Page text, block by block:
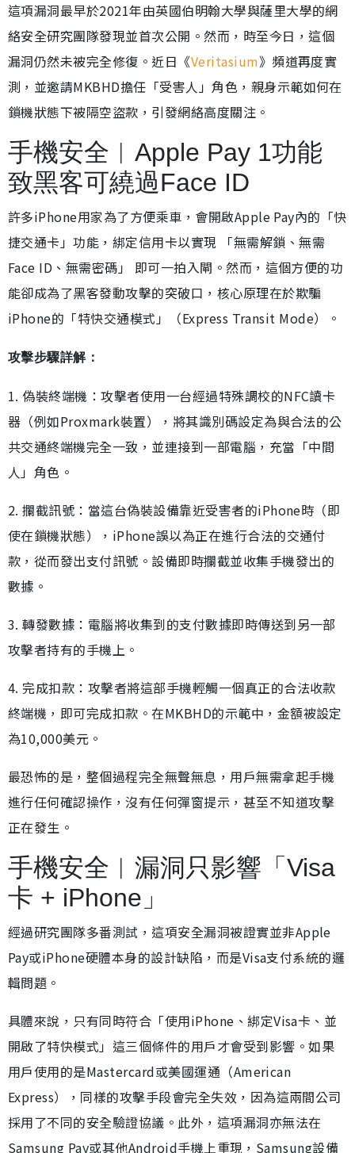
:
3
3
0
間
這項漏洞最早於2021年由英國伯明翰大學與薩里大學的網
絡安全研究團隊發現並首次公開。然而，時至今日，這個
漏洞仍然未被完全修復。近日《Veritasium》頻道再度實
測，並邀請MKBHD擔任「受害人」角色，親身示範如何在
鎖機狀態下被隔空盜款，引發網絡高度關注。
手機安全︱Apple Pay 1功能
致黑客可繞過Face ID
許多iPhone用家為了方便乘車，會開啟Apple Pay內的「快
捷交通卡」功能，綁定信用卡以實現 「無需解鎖、無需
Face ID、無需密碼」 即可一拍入閘。然而，這個方便的功
能卻成為了黑客發動攻擊的突破口，核心原理在於欺騙
iPhone的「特快交通模式」（Express Transit Mode）。
攻擊步驟詳解：
1. 偽裝終端機：攻擊者使用一台經過特殊調校的NFC讀卡
器（例如Proxmark裝置），將其識別碼設定為與合法的公
共交通終端機完全一致，並連接到一部電腦，充當「中間
人」角色。
2. 攔截訊號：當這台偽裝設備靠近受害者的iPhone時（即
使在鎖機狀態），iPhone誤以為正在進行合法的交通付
款，從而發出支付訊號。設備即時攔截並收集手機發出的
數據。
3. 轉發數據：電腦將收集到的支付數據即時傳送到另一部
攻擊者持有的手機上。
4. 完成扣款：攻擊者將這部手機輕觸一個真正的合法收款
終端機，即可完成扣款。在MKBHD的示範中，金額被設定
為10,000美元。
最恐怖的是，整個過程完全無聲無息，用戶無需拿起手機
進行任何確認操作，沒有任何彈窗提示，甚至不知道攻擊
正在發生。
手機安全︱漏洞只影響「Visa
卡 + iPhone」
經過研究團隊多番測試，這項安全漏洞被證實並非Apple
Pay或iPhone硬體本身的設計缺陷，而是Visa支付系統的邏
輯問題。
具體來說，只有同時符合「使用iPhone、綁定Visa卡、並
開啟了特快模式」這三個條件的用戶才會受到影響。如果
用戶使用的是Mastercard或美國運通（American
Express），同樣的攻擊手段會完全失效，因為這兩間公司
採用了不同的安全驗證協議。此外，這項漏洞亦無法在
Samsung Pay或其他Android手機上重現，Samsung設備